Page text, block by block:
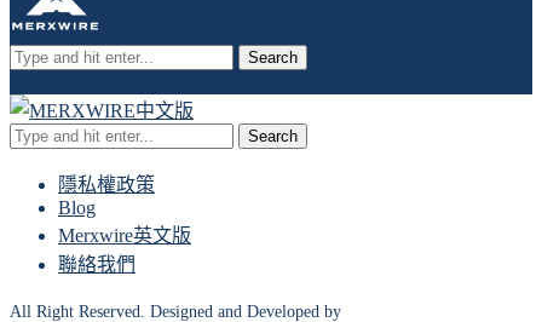
Search
Search
隱私權政策
Blog
Merxwire英文版
聯絡我們
All Right Reserved. Designed and Developed by